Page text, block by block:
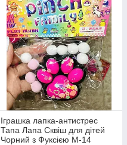
Іграшка лапка-антистрес
Тапа Лапа Сквіш для дітей
Чорний з Фуксією М-14